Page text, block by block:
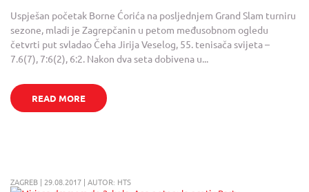
Uspješan početak Borne Ćorića na posljednjem Grand Slam turniru
sezone, mladi je Zagrepčanin u petom međusobnom ogledu
četvrti put svladao Čeha Jirija Veselog, 55. tenisača svijeta –
7.6(7), 7:6(2), 6:2. Nakon dva seta dobivena u...
READ MORE
ZAGREB | 29.08.2017 | AUTOR: HTS